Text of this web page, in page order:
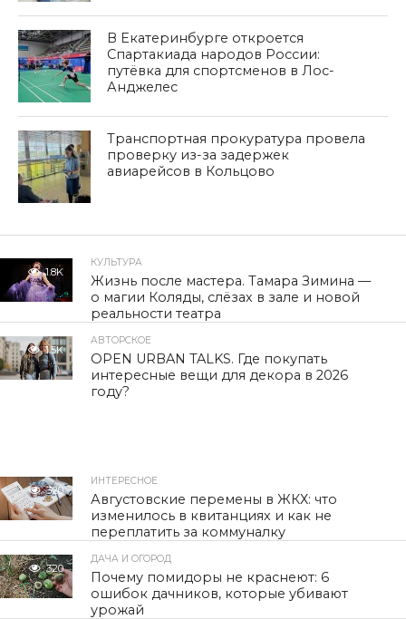
В Екатеринбурге откроется
Спартакиада народов России:
путёвка для спортсменов в Лос-
Анджелес
Транспортная прокуратура провела
проверку из-за задержек
авиарейсов в Кольцово
1.8K
КУЛЬТУРА
Жизнь после мастера. Тамара Зимина —
о магии Коляды, слёзах в зале и новой
реальности театра
1.5K
АВТОРСКОЕ
OPEN URBAN TALKS. Где покупать
интересные вещи для декора в 2026
году?
320
ИНТЕРЕСНОЕ
Августовские перемены в ЖКХ: что
изменилось в квитанциях и как не
переплатить за коммуналку
320
ДАЧА И ОГОРОД
Почему помидоры не краснеют: 6
ошибок дачников, которые убивают
урожай